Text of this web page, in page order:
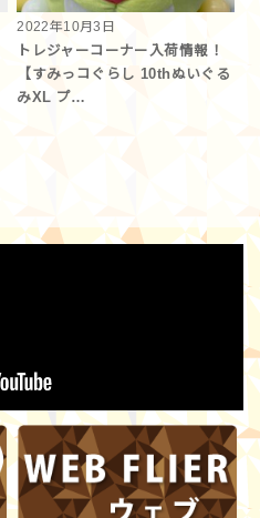
2022年10月3日
トレジャーコーナー入荷情報！
【すみっコぐらし 10thぬいぐる
みXL プ…